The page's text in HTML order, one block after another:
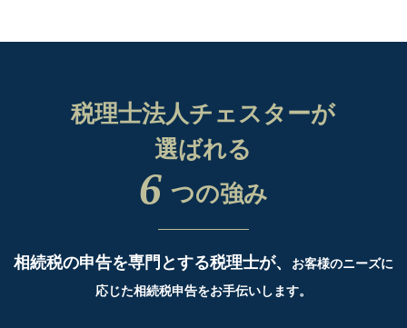
税理士法人チェスターが
選ばれる
6 つの強み
相続税の申告を専門とする税理士が、
お客様のニーズに
応じた相続税申告をお手伝いします。